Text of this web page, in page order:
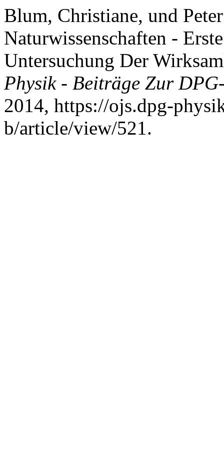
Blum, Christiane, und
Naturwissenschaften -
Untersuchung Der
Physik - Beiträge Zur
2014, https://ojs.dpg-
b/article/view/521.